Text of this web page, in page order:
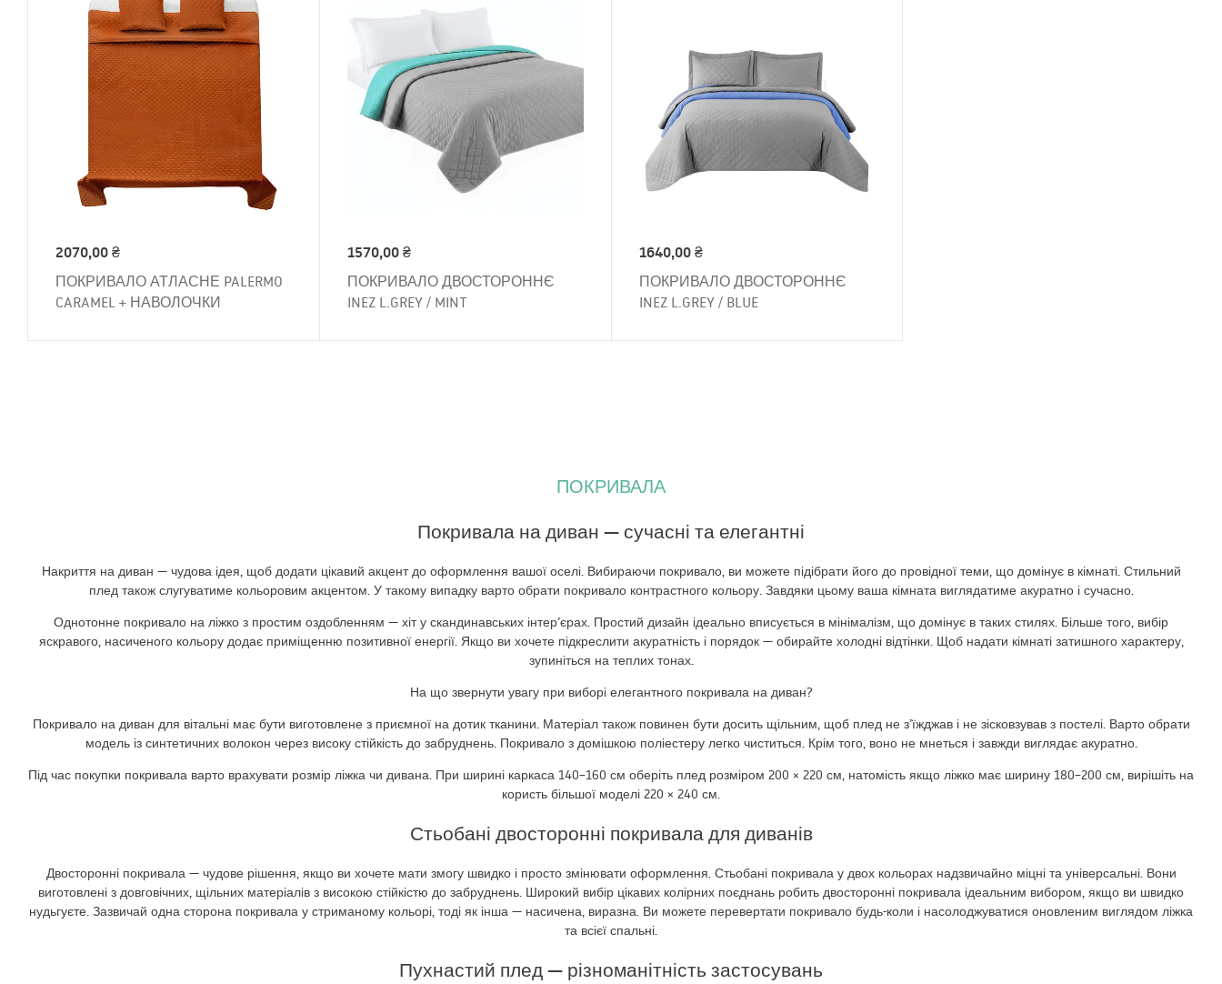
2070,00₴
ПОКРИВАЛО АТЛАСНЕ PALERMO
CARAMEL + НАВОЛОЧКИ
1570,00₴
ПОКРИВАЛО ДВОСТОРОННЄ
INEZ L.GREY / MINT
1640,00₴
ПОКРИВАЛО ДВОСТОРОННЄ
INEZ L.GREY / BLUE
ПОКРИВАЛА
Покривала на диван — сучасні та елегантні
Накриття на диван — чудова ідея, щоб додати цікавий акцент до оформлення вашої оселі. Вибираючи покривало, ви можете підібрати його до провідної теми, що домінує в кімнаті. Стильний
плед також слугуватиме кольоровим акцентом. У такому випадку варто обрати покривало контрастного кольору. Завдяки цьому ваша кімната виглядатиме акуратно і сучасно.
Однотонне покривало на ліжко з простим оздобленням — хіт у скандинавських інтер’єрах. Простий дизайн ідеально вписується в мінімалізм, що домінує в таких стилях. Більше того, вибір
яскравого, насиченого кольору додає приміщенню позитивної енергії. Якщо ви хочете підкреслити акуратність і порядок — обирайте холодні відтінки. Щоб надати кімнаті затишного характеру,
зупиніться на теплих тонах.
На що звернути увагу при виборі елегантного покривала на диван?
Покривало на диван для вітальні має бути виготовлене з приємної на дотик тканини. Матеріал також повинен бути досить щільним, щоб плед не з’їжджав і не зісковзував з постелі. Варто обрати
модель із синтетичних волокон через високу стійкість до забруднень. Покривало з домішкою поліестеру легко чиститься. Крім того, воно не мнеться і завжди виглядає акуратно.
Під час покупки покривала варто врахувати розмір ліжка чи дивана. При ширині каркаса 140–160 см оберіть плед розміром 200 × 220 см, натомість якщо ліжко має ширину 180–200 см, вирішіть на
користь більшої моделі 220 × 240 см.
Стьобані двосторонні покривала для диванів
Двосторонні покривала — чудове рішення, якщо ви хочете мати змогу швидко і просто змінювати оформлення. Стьобані покривала у двох кольорах надзвичайно міцні та універсальні. Вони
виготовлені з довговічних, щільних матеріалів з високою стійкістю до забруднень. Широкий вибір цікавих колірних поєднань робить двосторонні покривала ідеальним вибором, якщо ви швидко
нудьгуєте. Зазвичай одна сторона покривала у стриманому кольорі, тоді як інша — насичена, виразна. Ви можете перевертати покривало будь-коли і насолоджуватися оновленим виглядом ліжка
та всієї спальні.
Пухнастий плед — різноманітність застосувань